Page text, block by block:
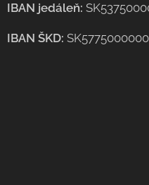
IBAN jedáleň:
IBAN ŠKD: